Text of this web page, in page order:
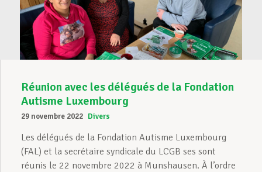
Réunion avec les délégués de la Fondation
Autisme Luxembourg
29 novembre 2022 Divers
Les délégués de la Fondation Autisme Luxembourg
(FAL) et la secrétaire syndicale du LCGB ses sont
réunis le 22 novembre 2022 à Munshausen. À l’ordre